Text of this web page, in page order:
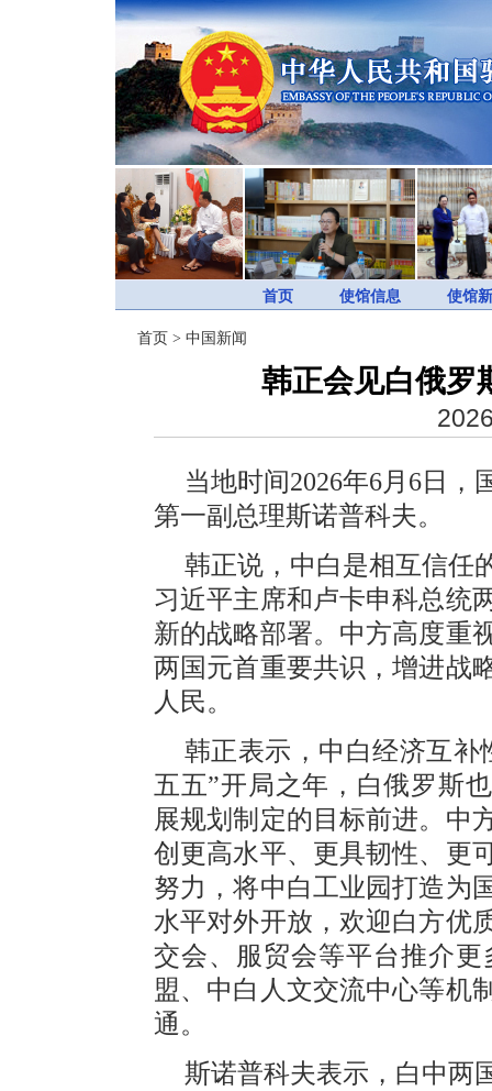
首页 使馆信息 使馆
首页 > 中国新闻
韩正会见白俄罗
当地时间2026年6月6日
第一副总理斯诺普科夫。
韩正说，中白是相互信任
习近平主席和卢卡申科总统
新的战略部署。中方高度重
两国元首重要共识，增进战
人民。
韩正表示，中白经济互补
五五”开局之年，白俄罗斯
展规划制定的目标前进。中
创更高水平、更具韧性、更
努力，将中白工业园打造为
水平对外开放，欢迎白方优
交会、服贸会等平台推介
盟、中白人文交流中心等机
通。
斯诺普科夫表示，白中两